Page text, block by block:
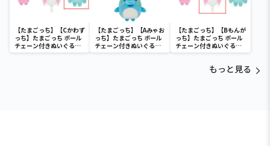
【たまごっち】【Cかわず
っち】たまごっち ボール
チェーン付きぬいぐるみ
～Tamagotchi
【たまごっち】【Aみゃお
っち】たまごっち ボール
チェーン付きぬいぐるみ
～Tamagotchi
【たまごっち】【Bもんが
っち】たまごっち ボール
チェーン付きぬいぐるみ
～Tamagotchi
もっと見る